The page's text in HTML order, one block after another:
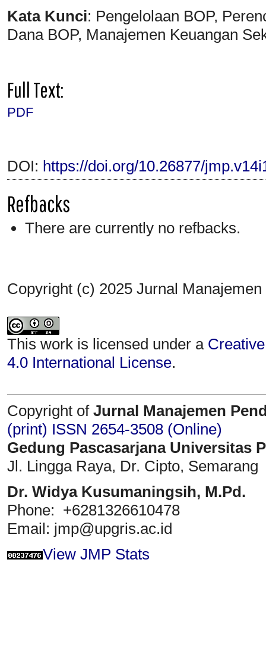
Kata Kunci: Pengelolaan BOP,
Dana BOP, Manajemen Keuangan
Full Text:
PDF
DOI: https://doi.org/10.26877/
Refbacks
There are currently no refbacks.
Copyright (c) 2025 Jurnal
This work is licensed under a
4.0 International License.
Copyright of Jurnal Manajemen
(print) ISSN 2654-3508 (Online)
Gedung Pascasarjana Universitas
Jl. Lingga Raya, Dr. Cipto, Semarang
Dr. Widya Kusumaningsih, M.Pd.
Phone: +6281326610478
Email: jmp@upgris.ac.id
View JMP Stats